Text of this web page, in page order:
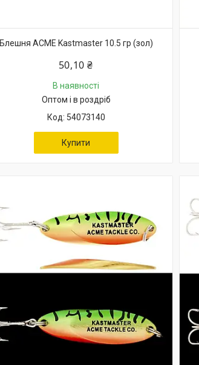
Блешня ACME Kastmaster 10.5 гр (зол)
50,10 ₴
В наявності
Оптом і в роздріб
54073140
Купити